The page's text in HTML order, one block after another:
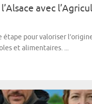
avec
étape pour valoriser
et alimentaires. ...